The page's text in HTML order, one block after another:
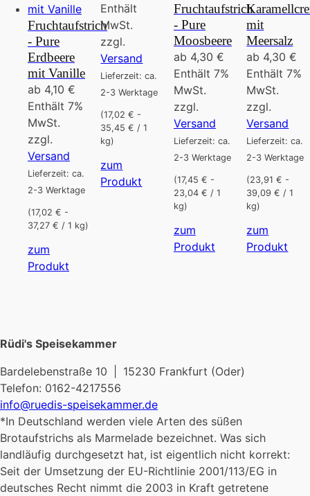
Fruchtaufstrich
- Pure
Erdbeere
mit Vanille
ab 4,10 €
Enthält 7%
MwSt.
zzgl.
Versand
Lieferzeit: ca.
2-3 Werktage
(17,02 € -
37,27 € / 1 kg)
zum
Produkt
auf.
Die
Optionen
können
auf
der
Produktseite
gewählt
werden
Enthält
MwSt.
zzgl.
Versand
Lieferzeit: ca.
2-3 Werktage
(17,02 € -
35,45 € / 1
kg)
zum
Produkt Dieses
Produkt
mehrere
Varianten
Produktseite
gewählt
werden
Fruchtaufstrich
- Pure
Moosbeere
ab 4,30 €
Enthält 7%
MwSt.
zzgl.
Versand
Lieferzeit: ca.
2-3 Werktage
(17,45 € -
23,04 € / 1
kg)
zum
ProduktDieses
können
Produktseite
gewählt
werden
mit
Meersalz
ab 4,30€
Enthält 7%
MwSt.
zzgl.
Versand
Lieferzeit: ca.
2-3 Werktage
(23,91 € -
39,09 € / 1
kg)
zum
Produkt
Rüdi's Speisekammer
Bardelebenstraße 10 | 15230 Frankfurt (Oder)
Telefon: 0162-4217556
info@ruedis-speisekammer.de
*In Deutschland werden viele Arten des süßen
Brotaufstrichs als Marmelade bezeichnet. Was sich
landläufig durchgesetzt hat, ist eigentlich nicht korrekt:
Seit der Umsetzung der EU-Richtlinie 2001/113/EG in
deutsches Recht nimmt die 2003 in Kraft getretene